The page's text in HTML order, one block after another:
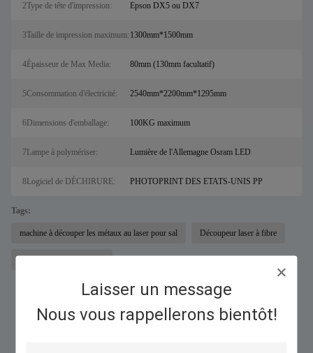
Laisser un message
Nous vous rappellerons bientôt!
2Type de tête d'impression: Epson DX5 ou DX7
3Taille de impression maximum: 1300mm*1500mm
4Épaisseur de Max Media: 80mm (130mm facultatif)
5Consommation d'électricité: 2540mm*2200mm*1295mm
6Dimensions d'emballage: 100KG maximum
7Lampe à polymériser: Lumière de l'Allemagne Osram LED
8Logiciel de DÉCHIRURE: PHOTOPRINT DES ETATS-UNIS PP
Tags:
machine à découper les métaux au laser pour sal Découpeur laser à fibre
Produits Semblables